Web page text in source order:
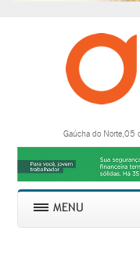
Gaúcha do Norte,05